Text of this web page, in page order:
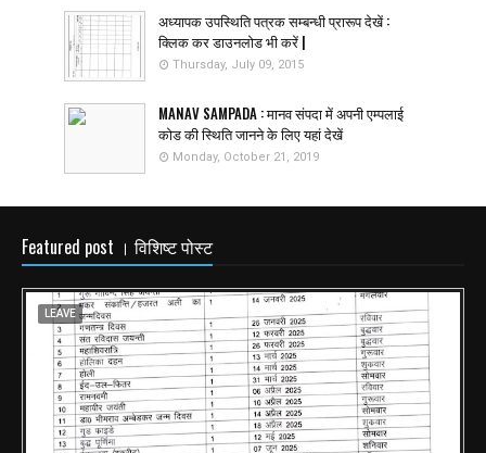
अध्यापक उपस्थिति पत्रक सम्बन्धी प्रारूप देखें :
क्लिक कर डाउनलोड भी करें |
Thursday, July 09, 2015
MANAV SAMPADA : मानव संपदा में अपनी एम्पलाई
कोड की स्थिति जानने के लिए यहां देखें
Monday, October 21, 2019
Featured post । विशिष्ट पोस्ट
LEAVE